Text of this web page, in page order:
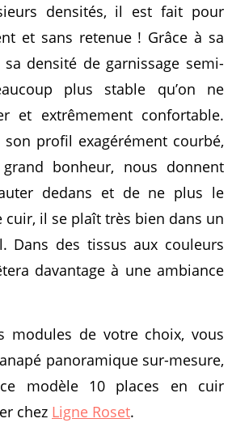
densités, il est fait pour
et sans retenue ! Grâce à sa
densité de garnissage semi-
plus stable qu’on ne
et extrêmement confortable.
profil exagérément courbé,
bonheur, nous donnent
dedans et de ne plus le
cuir, il se plaît très bien dans un
Dans des tissus aux couleurs
davantage à une ambiance
modules de votre choix, vous
panoramique sur-mesure,
modèle 10 places en cuir
chez Ligne Roset.